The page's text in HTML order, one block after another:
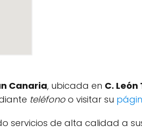
Canaria, ubicada en C.
teléfono o visitar su
servicios de alta calidad a